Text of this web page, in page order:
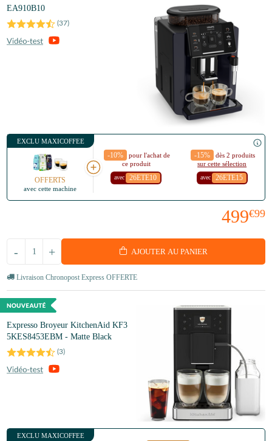
EA910B10
(37)
EXCLU MAXICOFFEE
OFFERTS
avec cette machine
-10%
pour l'achat de
ce produit
avec 26ETE10
-15%
dès 2 produits
sur cette sélection
avec 26ETE15
499€99
+
- AJOUTER AU PANIER
Livraison Chronopost Express OFFERTE
Expresso Broyeur KitchenAid KF3
5KES8453EBM - Matte Black
(3)
EXCLU MAXICOFFEE